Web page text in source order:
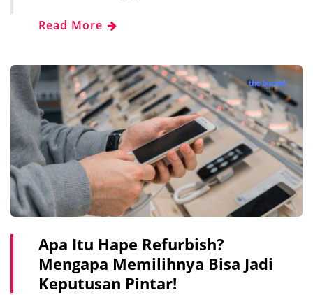
Read More
Apa Itu Hape Refurbish?
Mengapa Memilihnya Bisa Jadi
Keputusan Pintar!